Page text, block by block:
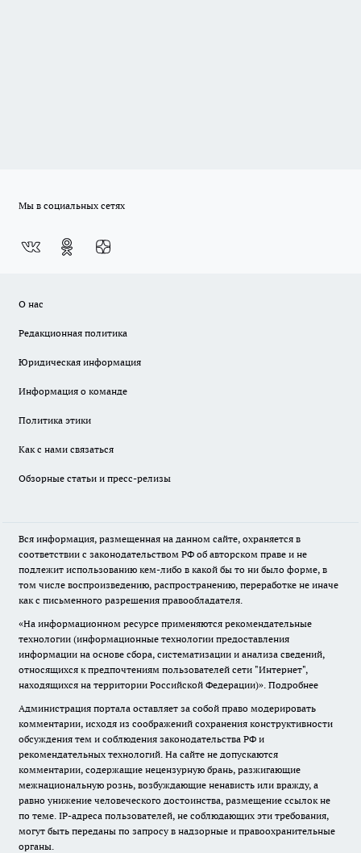
Мы в социальных сетях
О нас
Редакционная политика
Юридическая информация
Информация о команде
Политика этики
Как с нами связаться
Обзорные статьи и пресс-релизы
Вся информация, размещенная на данном сайте, охраняется в
соответствии с законодательством РФ об авторском праве и не
подлежит использованию кем-либо в какой бы то ни было форме, в
том числе воспроизведению, распространению, переработке не иначе
как с письменного разрешения правообладателя.
«На информационном ресурсе применяются рекомендательные
технологии (информационные технологии предоставления
информации на основе сбора, систематизации и анализа сведений,
относящихся к предпочтениям пользователей сети "Интернет",
находящихся на территории Российской Федерации)». Подробнее
Администрация портала оставляет за собой право модерировать
комментарии, исходя из соображений сохранения конструктивности
обсуждения тем и соблюдения законодательства РФ и
рекомендательных технологий. На сайте не допускаются
комментарии, содержащие нецензурную брань, разжигающие
межнациональную рознь, возбуждающие ненависть или вражду, а
равно унижение человеческого достоинства, размещение ссылок не
по теме. IP-адреса пользователей, не соблюдающих эти требования,
могут быть переданы по запросу в надзорные и правоохранительные
органы.